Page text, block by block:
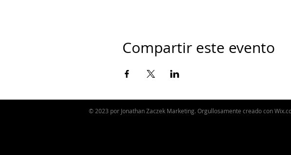
Compartir este evento
© 2023 por Jonathan Zaczek Marketing. Orgullosamente creado con